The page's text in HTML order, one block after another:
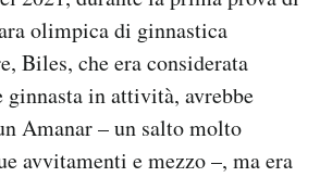
olimpica di ginnastica
Biles, che era considerata
in attività, avrebbe
Amanar – un salto molto
avvitamenti e mezzo –, ma era